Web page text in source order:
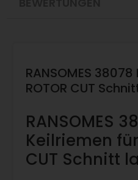
RANSOMES
ROTOR CUT
RANSOMES
Keilriemen für
CUT Schnitt